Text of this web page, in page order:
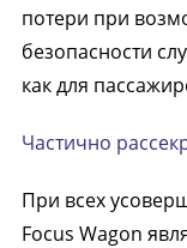
потери при
безопасности
как для
Частично
При всех
Focus Wagon